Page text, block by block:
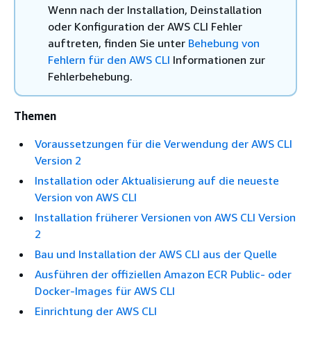
Wenn nach der Installation, Deinstallation
oder Konfiguration der AWS CLI Fehler
auftreten, finden Sie unter Behebung von
Fehlern für den AWS CLI Informationen zur
Fehlerbehebung.
Themen
Voraussetzungen für die Verwendung der AWS CLI
Version 2
Installation oder Aktualisierung auf die neueste
Version von AWS CLI
Installation früherer Versionen von AWS CLI Version
2
Bau und Installation der AWS CLI aus der Quelle
Ausführen der offiziellen Amazon ECR Public- oder
Docker-Images für AWS CLI
Einrichtung der AWS CLI